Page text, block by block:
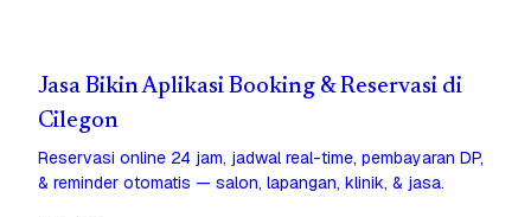
Jasa Bikin Aplikasi Booking & Reservasi di
Cilegon
Reservasi online 24 jam, jadwal real-time, pembayaran DP,
& reminder otomatis — salon, lapangan, klinik, & jasa.